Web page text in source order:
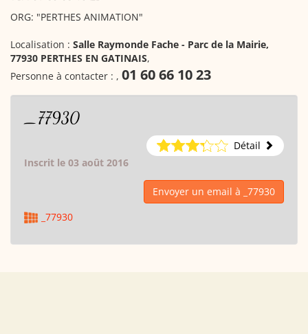
ORG: "PERTHES ANIMATION"
Localisation : Salle Raymonde Fache - Parc de la Mairie,
77930 PERTHES EN GATINAIS,
Personne à contacter : , 01 60 66 10 23
_77930
Détail
Inscrit le 03 août 2016
Envoyer un email à _77930
_77930